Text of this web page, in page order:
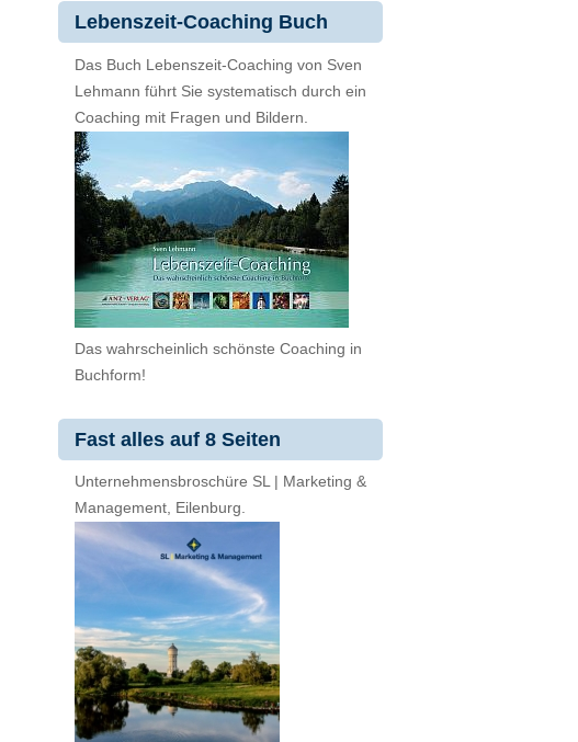
Lebenszeit-Coaching Buch
Das Buch Lebenszeit-Coaching von Sven
Lehmann führt Sie systematisch durch ein
Coaching mit Fragen und Bildern.
Das wahrscheinlich schönste Coaching in
Buchform!
Fast alles auf 8 Seiten
Unternehmensbroschüre SL | Marketing &
Management, Eilenburg.